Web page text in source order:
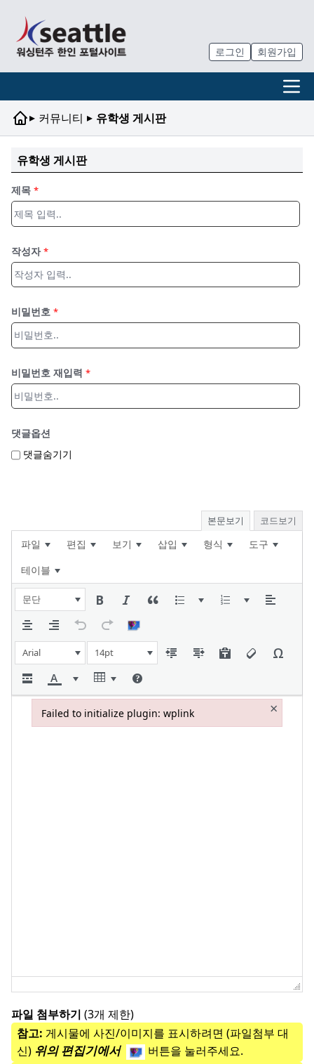
로그인 회원가입
▸ 커뮤니티 ▸ 유학생 게시판
유학생 게시판
제목 *
작성자 *
비밀번호 *
비밀번호 재입력 *
댓글옵션
댓글숨기기
본문보기 코드보기
파일 편집 보기 삽입 형식
도구
테이블
문단
Arial 14pt
파일 첨부하기 (3개 제한)
참고: 게시물에 사진/이미지를 표시하려면 (파일첨부 대
신) 위의 편집기에서
버튼을 눌러주세요.
Failed to initialize plugin: wplink ×
Failed to initialize plugin: wplink